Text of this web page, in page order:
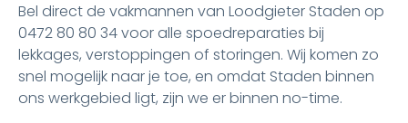
Bel direct de vakmannen van Loodgieter Staden op
0472 80 80 34 voor alle spoedreparaties bij
lekkages, verstoppingen of storingen. Wij komen zo
snel mogelijk naar je toe, en omdat Staden binnen
ons werkgebied ligt, zijn we er binnen no-time.